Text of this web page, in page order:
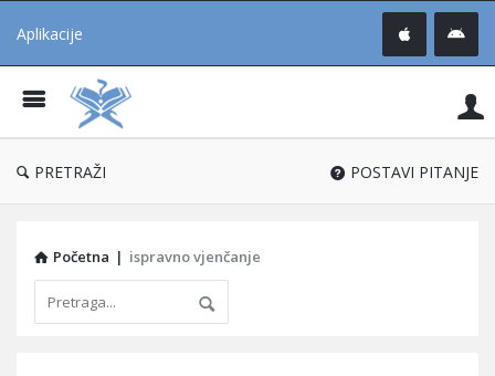
Aplikacije
®
PRETRAŽI POSTAVI PITANJE
Početna | ispravno vjenčanje